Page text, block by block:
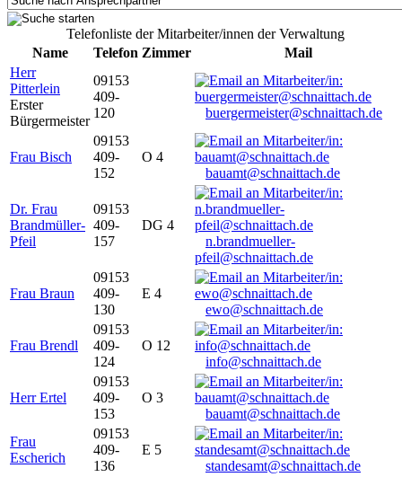
Telefonliste der Mitarbeiter/innen der Verwaltung
Name
Telefon Zimmer
Mail
Herr
Pitterlein
Erster
Bürgermeister
09153
409-
120
buergermeister@schnaittach.de
Frau Bisch
09153
409-
152
O 4
bauamt@schnaittach.de
Dr. Frau
Brandmüller-
Pfeil
09153
409-
157
DG 4
n.brandmueller-
pfeil@schnaittach.de
Frau Braun
09153
409-
130
E 4
ewo@schnaittach.de
Frau Brendl
09153
409-
124
O 12
info@schnaittach.de
Herr Ertel
09153
409-
153
O 3
bauamt@schnaittach.de
Frau
Escherich
09153
409-
136
E 5
standesamt@schnaittach.de